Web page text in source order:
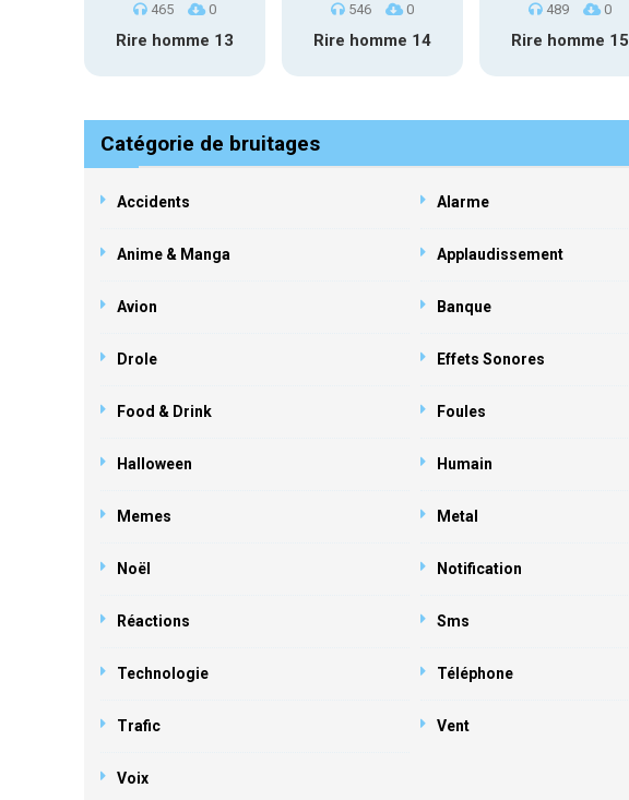
465 0
Rire homme 13
546 0
Rire homme 14
489 0
Rire homme 15
Catégorie de bruitages
Accidents Alarme
Anime & Manga Applaudissement
Avion Banque
Drole Effets Sonores
Food & Drink Foules
Halloween Humain
Memes Metal
Noël Notification
Réactions Sms
Technologie Téléphone
Trafic Vent
Voix